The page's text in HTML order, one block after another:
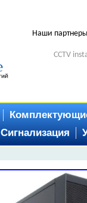
Наши
CCTV
Сигнализация